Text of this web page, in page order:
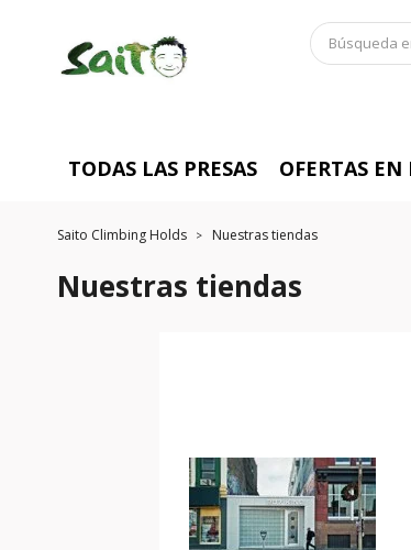
TODAS LAS PRESAS OFERTAS EN
Saito Climbing Holds Nuestras tiendas
Nuestras tiendas